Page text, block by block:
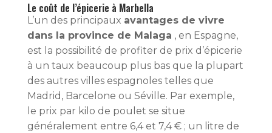
Le coût de l’épicerie à Marbella
L’un des principaux avantages de vivre
dans la province de Malaga , en Espagne,
est la possibilité de profiter de prix d’épicerie
à un taux beaucoup plus bas que la plupart
des autres villes espagnoles telles que
Madrid, Barcelone ou Séville. Par exemple,
le prix par kilo de poulet se situe
généralement entre 6,4 et 7,4 € ; un litre de